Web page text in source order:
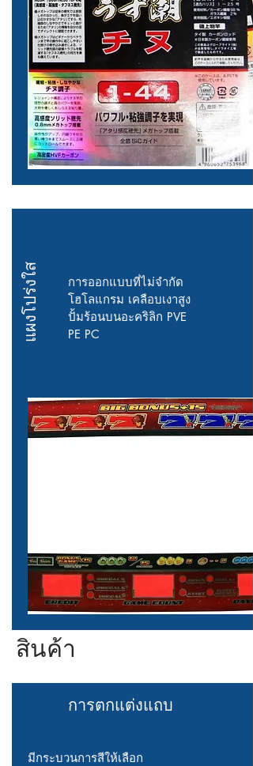
แผงโปร่งใส
การออกแบบที่ไม่จำกัด
โฮโลแกรม เคลือบเงาสูง
ปั้มร้อนบนอะคริลิก PVE
PE PC
สินค้า
การตกแต่งแถบ
มีกระบวนการสีให้เลือก